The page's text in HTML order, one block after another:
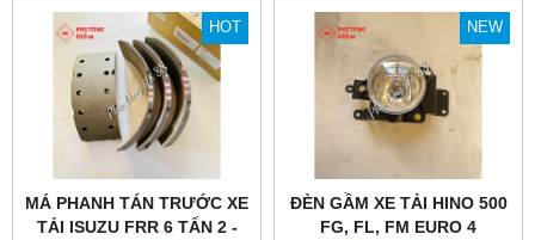
HOT
MÁ PHANH TÁN TRƯỚC XE
TẢI ISUZU FRR 6 TẤN 2 -
NEW
ĐÈN GẦM XE TẢI HINO 500
FG, FL, FM EURO 4